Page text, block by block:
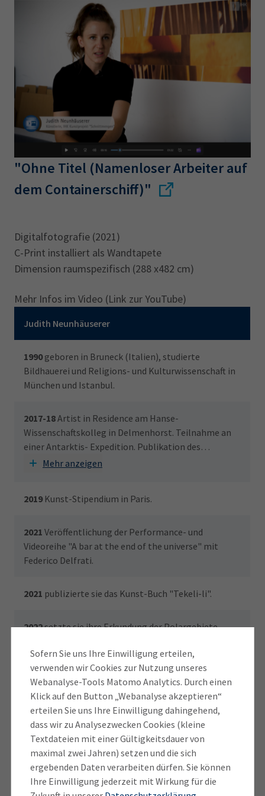
Leichte Sprache
IHK regional
Karriere
Presse
IHK Akademie
AdA
Prüfungstermine
Wirtschaftsfachwirt
34f
Negativerklärung
Sachkundeprüfung
Berichtsheft
Betriebswirt Prüfbericht
Sofern Sie uns Ihre Einwilligung erteilen,
verwenden wir Cookies zur Nutzung unseres
Webanalyse-Tools Matomo Analytics. Durch einen
Klick auf den Button „Webanalyse akzeptieren“
erteilen Sie uns Ihre Einwilligung dahingehend,
dass wir zu Analysezwecken Cookies (kleine
Textdateien mit einer Gültigkeitsdauer von
maximal zwei Jahren) setzen und die sich
ergebenden Daten verarbeiten dürfen. Sie können
Ihre Einwilligung jederzeit mit Wirkung für die
"Ohne Titel (Namenloser Arbeiter auf
dem Containerschiff)"
Digitalfotografie (2021)
C-Print installiert als Wandtapete
Dimension raumspezifisch (288 x482 cm)
Mehr Infos im Video (Link zur YouTube)
Judith Neunhäuserer
1990geboren in Bruneck (Italien), studierte
Bildhauerei und Religions- und Kulturwissenschaft in
München und Istanbul.
2017-18Artist in Residence am Hanse-
Wissenschaftskolleg in Delmenhorst. Teilnahme an
einer Antarktis- Expedition. Publikation des
Expeditionsberichts "Albedo".
Mehr anzeigen
2019Kunst-Stipendium in Paris.
2021 Veröffentlichung der Performance- und
Videoreihe "A bar at the end of the universe" mit
Federico Delfrati.
2021 publizierte sie das Kunst-Buch "Tekeli-li".
2022setzte sie ihre Erkundung der Polargebiete,
Praxen, auf einer Segelschifffahrt in der Arktis fort.
Einzelausstellungen und Vorträge unter anderem in
Bozen, München, Delmenhorst, Frankfurt, London
und Gwangju (Korea), Duo- und
Gruppenausstellungen unter anderem in Bruneck,
Brixen, Bozen, München, Wien, Hamburg, Paris.
Mehr anzeigen
http://judithneunhaeuserer.info
Die Südtiroler Künstlerin Judith Neunhäuserer
studierte Bildhauerei an der Akademie der Bildenden
Künste in München. Ihre tatsächlichen
Materialisierungen im Kunstraum sind bestimmt von
der jeweiligen Fragestellung und einem bestimmten
ausgesuchten Kontext. Die verschiedensten Genres